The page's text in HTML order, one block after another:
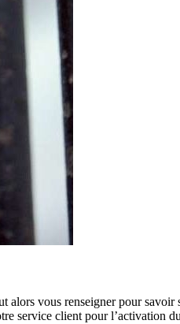
alors vous renseigner pour savoir
service client pour l’activation